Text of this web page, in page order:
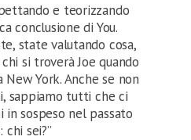
e teorizzando
conclusione di You.
state valutando cosa,
si troverà Joe quando
York. Anche se non
sappiamo tutti che ci
sospeso nel passato
chi sei?”